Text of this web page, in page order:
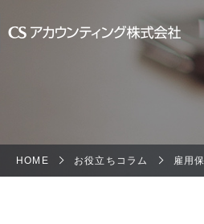
HOME お役立ちコラム 雇用